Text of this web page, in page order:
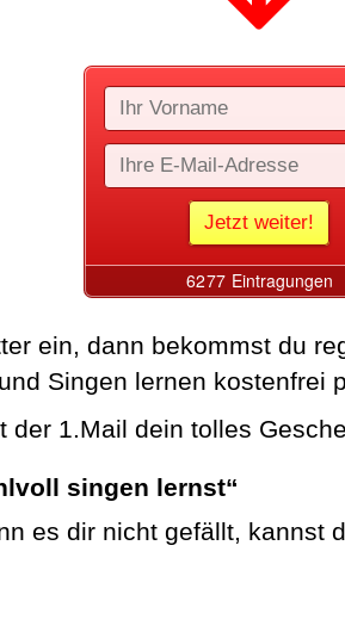
ein, dann bekommst du
Singen lernen kostenfrei
1.Mail dein tolles
singen lernst“
es dir nicht gefällt, kannst